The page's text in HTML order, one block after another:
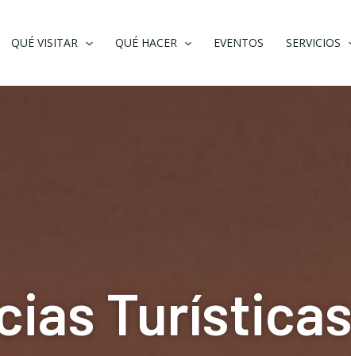
QUÉ VISITAR QUÉ HACER EVENTOS SERVICIOS
Turísticas